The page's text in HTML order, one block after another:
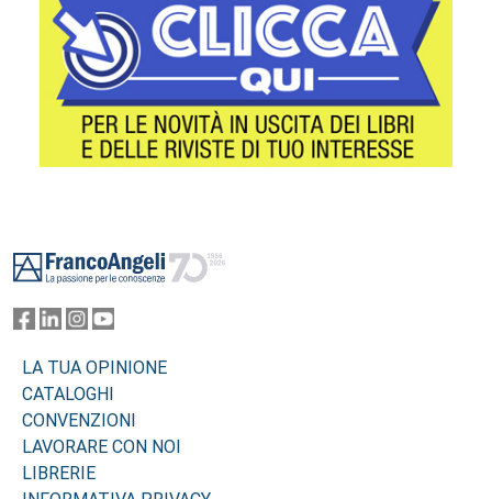
LA TUA OPINIONE
CATALOGHI
CONVENZIONI
LAVORARE CON NOI
LIBRERIE